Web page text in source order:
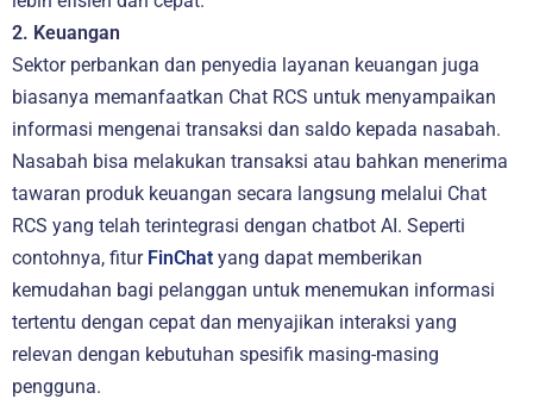
2. Keuangan
Sektor perbankan dan penyedia layanan keuangan juga
biasanya memanfaatkan Chat RCS untuk menyampaikan
informasi mengenai transaksi dan saldo kepada nasabah.
Nasabah bisa melakukan transaksi atau bahkan menerima
tawaran produk keuangan secara langsung melalui Chat
RCS yang telah terintegrasi dengan chatbot AI. Seperti
contohnya, fitur FinChat yang dapat memberikan
kemudahan bagi pelanggan untuk menemukan informasi
tertentu dengan cepat dan menyajikan interaksi yang
relevan dengan kebutuhan spesifik masing-masing
pengguna.